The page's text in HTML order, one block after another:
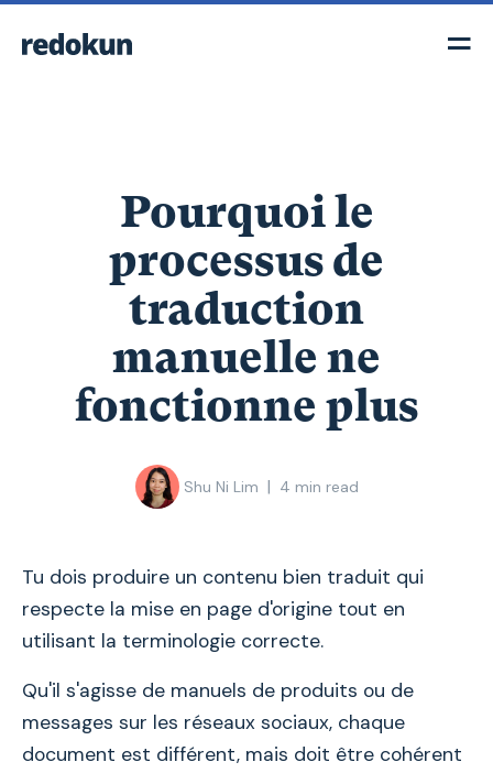
Pourquoi le
processus de
traduction
manuelle ne
fonctionne plus
Shu Ni Lim | 4 min read
Tu dois produire un contenu bien traduit qui
respecte la mise en page d'origine tout en
utilisant la terminologie correcte.
Qu'il s'agisse de manuels de produits ou de
messages sur les réseaux sociaux, chaque
document est différent, mais doit être cohérent